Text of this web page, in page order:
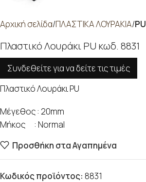
Αρχική σελίδα ΠΛΑΣΤΙΚΑ ΛΟΥΡΑΚΙΑ PU
Πλαστικό Λουράκι PU κωδ. 8831
Συνδεθείτε για να δείτε τις τιμές
Πλαστικό Λουράκι PU
Μέγεθος : 20mm
Μήκος : Normal
Προσθήκη στα Αγαπημένα
Κωδικός προϊόντος: 8831